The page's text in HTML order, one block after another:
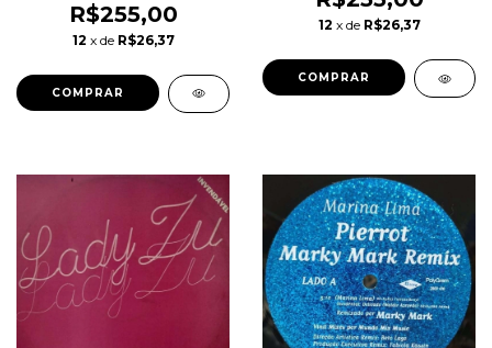
R$255,00
12 x de R$26,37
12 x de R$26,37